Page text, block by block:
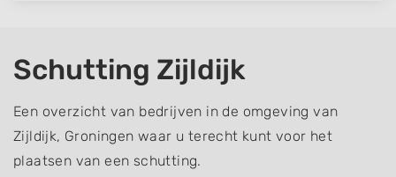
Schutting Zijldijk
Een overzicht van bedrijven in de omgeving van
Zijldijk, Groningen waar u terecht kunt voor het
plaatsen van een schutting.